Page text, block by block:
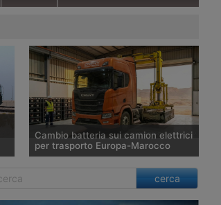
Cambio batteria sui camion elettrici
per trasporto Europa-Marocco
Siglata un’alleanza a tre per creare un
corridoio di autotrasporto a trazione
cerca